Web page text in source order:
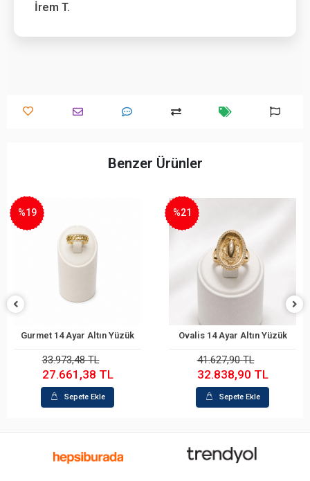
İrem T.
Benzer Ürünler
Sepete Ekle
Ovalis 14 Ayar Altın Yüzük
%21
41.627,90 TL
32.838,90 TL
Sepete Ekle
Sepete Ekle
Ovalis 14 Ayar Altın Yüzük
%26
28.316,56 TL
21.005,71 TL
Sepete Ekle